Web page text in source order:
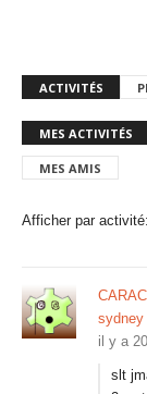
ACTIVITÉS
MES ACTIVITÉS
MES AMIS
Afficher par activité:
il y a
slt